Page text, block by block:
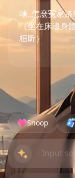
嗐..怎麼冤家
（坐在床邊身
桓昕）
Snoop